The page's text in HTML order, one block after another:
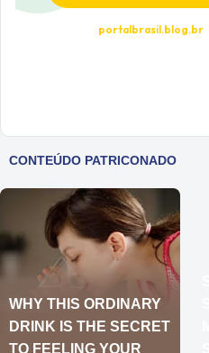
portalbrasil.blog.br